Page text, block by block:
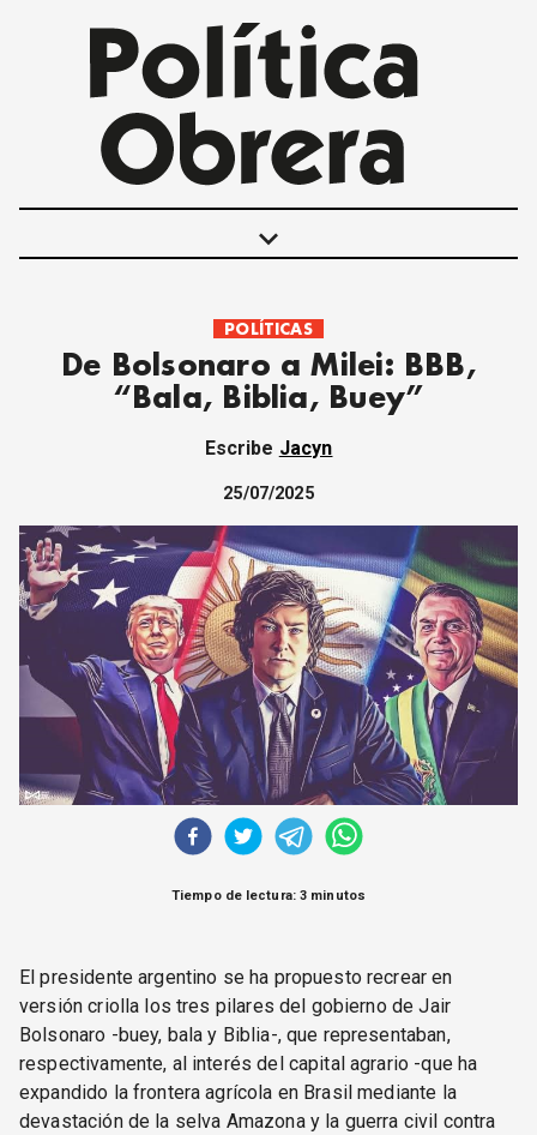
keyboard_arrow_down
POLÍTICAS
INTERNACIONALES
MOVIMIENTO OBRERO
ECONOMÍA
SOCIEDAD Y CULTURA
JUVENTUD
CORREO DE LECTORES
DEBATE
ARCHIVO
DECLARACIONES
OPINIÓN
ALTAMIRA RESPONDE
Política Obrera Revista
CONTACTO
POLÍTICAS
De Bolsonaro a Milei: BBB,
“Bala, Biblia, Buey”
Escribe Jacyn
25/07/2025
Tiempo de lectura: 3 minutos
El presidente argentino se ha propuesto recrear en
versión criolla los tres pilares del gobierno de Jair
Bolsonaro -buey, bala y Biblia-, que representaban,
respectivamente, al interés del capital agrario -que ha
expandido la frontera agrícola en Brasil mediante la
devastación de la selva Amazona y la guerra civil contra